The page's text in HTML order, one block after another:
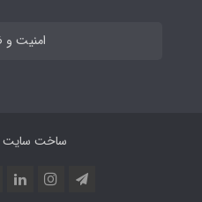
امنیت
ساخت